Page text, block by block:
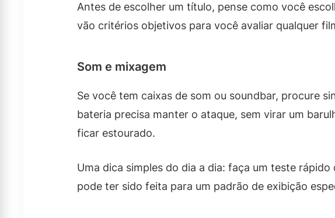
Antes de escolher um título, pense como você
vão critérios objetivos para você avaliar qualquer
Som e mixagem
Se você tem caixas de som ou soundbar, procure
bateria precisa manter o ataque, sem virar um
ficar estourado.
Uma dica simples do dia a dia: faça um teste
pode ter sido feita para um padrão de exibição